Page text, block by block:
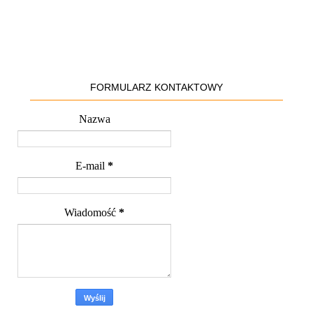
FORMULARZ KONTAKTOWY
Nazwa
E-mail *
Wiadomość *